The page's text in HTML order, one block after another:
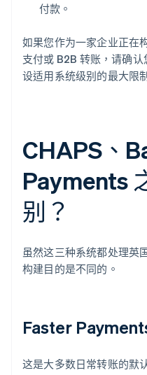
付款。
如果您作为一家企业正在
支付或 B2B 转账，请确
设适用系统级别的最大限
CHAPS、
Payments
别？
虽然这三种系统都处理英
构建目的是不同的。
Faster
这是大多数日常转账的默